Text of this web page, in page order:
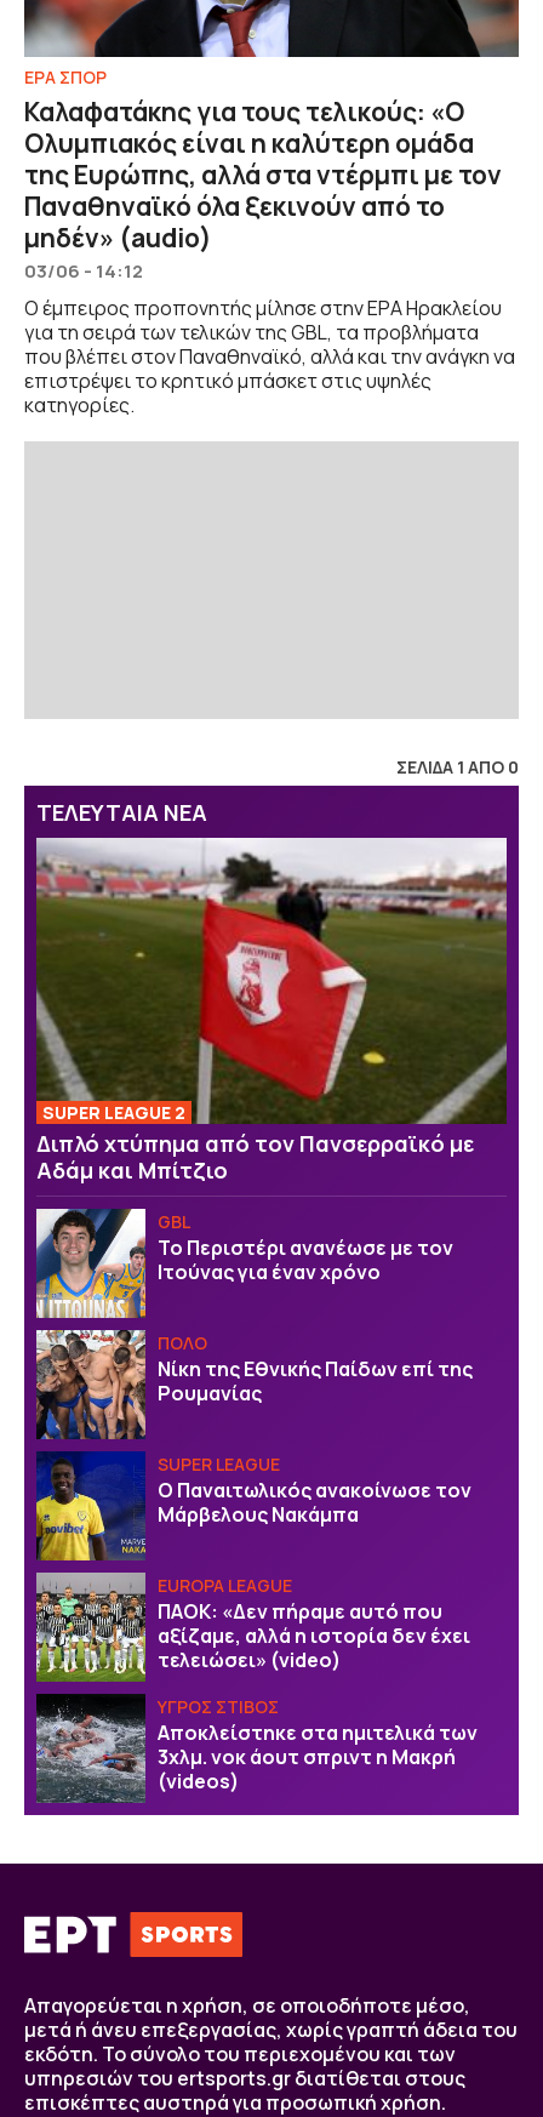
ΕΡΑ ΣΠΟΡ
Καλαφατάκης για τους τελικούς: «Ο
Ολυμπιακός είναι η καλύτερη ομάδα
της Ευρώπης, αλλά στα ντέρμπι με τον
Παναθηναϊκό όλα ξεκινούν από το
μηδέν» (audio)
03/06 - 14:12
Ο έμπειρος προπονητής μίλησε στην ΕΡΑ Ηρακλείου
για τη σειρά των τελικών της GBL, τα προβλήματα
που βλέπει στον Παναθηναϊκό, αλλά και την ανάγκη να
επιστρέψει το κρητικό μπάσκετ στις υψηλές
κατηγορίες.
ΣΕΛΙΔΑ 1 ΑΠΟ 0
ΤΕΛΕΥΤΑΙΑ ΝΕΑ
SUPER LEAGUE 2
Διπλό χτύπημα από τον Πανσερραϊκό με
Αδάμ και Μπίτζιο
GBL
Το Περιστέρι ανανέωσε με τον
Ιτούνας για έναν χρόνο
ΠΟΛΟ
Νίκη της Εθνικής Παίδων επί της
Ρουμανίας
SUPER LEAGUE
Ο Παναιτωλικός ανακοίνωσε τον
Μάρβελους Νακάμπα
EUROPA LEAGUE
ΠΑΟΚ: «Δεν πήραμε αυτό που
αξίζαμε, αλλά η ιστορία δεν έχει
τελειώσει» (video)
ΥΓΡΟΣ ΣΤΙΒΟΣ
Αποκλείστηκε στα ημιτελικά των
3χλμ. νοκ άουτ σπριντ η Μακρή
(videos)
Απαγορεύεται η χρήση, σε οποιοδήποτε μέσο,
μετά ή άνευ επεξεργασίας, χωρίς γραπτή άδεια του
εκδότη. Το σύνολο του περιεχομένου και των
υπηρεσιών του ertsports.gr διατίθεται στους
επισκέπτες αυστηρά για προσωπική χρήση.